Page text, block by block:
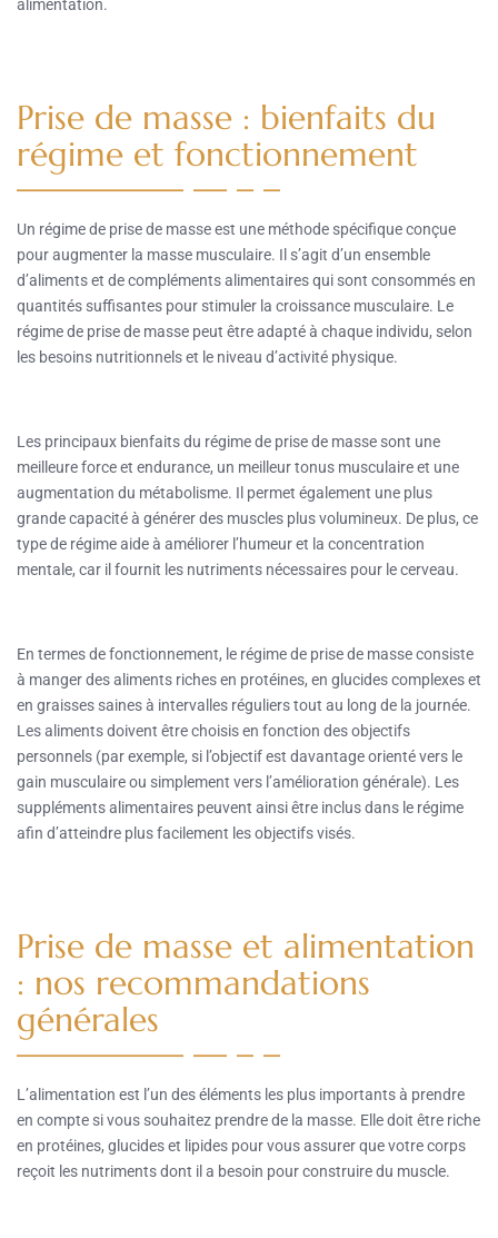
alimentation.
Prise de masse : bienfaits du
régime et fonctionnement
Un régime de prise de masse est une méthode spécifique conçue
pour augmenter la masse musculaire. Il s’agit d’un ensemble
d’aliments et de compléments alimentaires qui sont consommés en
quantités suffisantes pour stimuler la croissance musculaire. Le
régime de prise de masse peut être adapté à chaque individu, selon
les besoins nutritionnels et le niveau d’activité physique.
Les principaux bienfaits du régime de prise de masse sont une
meilleure force et endurance, un meilleur tonus musculaire et une
augmentation du métabolisme. Il permet également une plus
grande capacité à générer des muscles plus volumineux. De plus, ce
type de régime aide à améliorer l’humeur et la concentration
mentale, car il fournit les nutriments nécessaires pour le cerveau.
En termes de fonctionnement, le régime de prise de masse consiste
à manger des aliments riches en protéines, en glucides complexes et
en graisses saines à intervalles réguliers tout au long de la journée.
Les aliments doivent être choisis en fonction des objectifs
personnels (par exemple, si l’objectif est davantage orienté vers le
gain musculaire ou simplement vers l’amélioration générale). Les
suppléments alimentaires peuvent ainsi être inclus dans le régime
afin d’atteindre plus facilement les objectifs visés.
Prise de masse et alimentation
: nos recommandations
générales
L’alimentation est l’un des éléments les plus importants à prendre
en compte si vous souhaitez prendre de la masse. Elle doit être riche
en protéines, glucides et lipides pour vous assurer que votre corps
reçoit les nutriments dont il a besoin pour construire du muscle.